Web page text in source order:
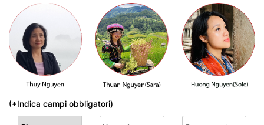
(*Indica campi obbligatori)